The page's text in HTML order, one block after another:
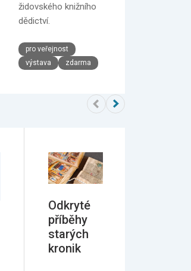
židovského knižního
dědictví.
pro veřejnost
výstava
zdarma
Odkryté
příběhy
starých
kronik